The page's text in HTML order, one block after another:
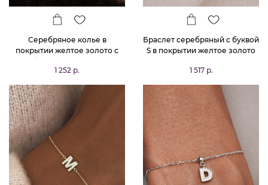
Серебряное колье в
покрытии желтое золото с
буквой К MIESTILO
1 252 р.
Браслет серебряный с буквой
S в покрытии желтое золото
1 517 р.